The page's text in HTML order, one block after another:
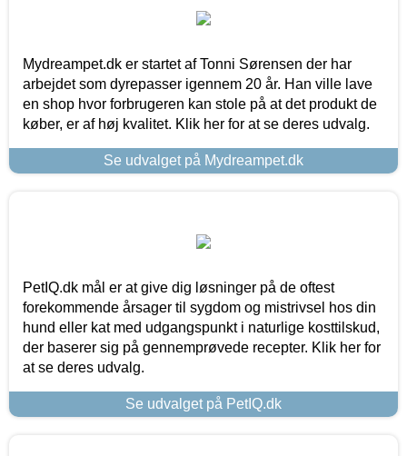
Mydreampet.dk er startet af Tonni Sørensen der har
arbejdet som dyrepasser igennem 20 år. Han ville lave
en shop hvor forbrugeren kan stole på at det produkt de
køber, er af høj kvalitet. Klik her for at se deres udvalg.
Se udvalget på Mydreampet.dk
PetIQ.dk mål er at give dig løsninger på de oftest
forekommende årsager til sygdom og mistrivsel hos din
hund eller kat med udgangspunkt i naturlige kosttilskud,
der baserer sig på gennemprøvede recepter. Klik her for
at se deres udvalg.
Se udvalget på PetIQ.dk